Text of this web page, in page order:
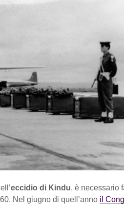
eccidio di Kindu, è necessario
Nel giugno di quell’anno il